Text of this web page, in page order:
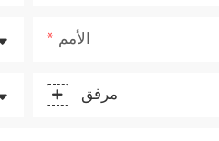
الأمم
مرفق